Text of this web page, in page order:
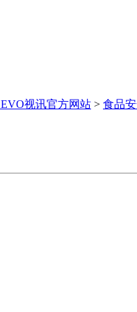
EVO视讯官方网站 > 食品